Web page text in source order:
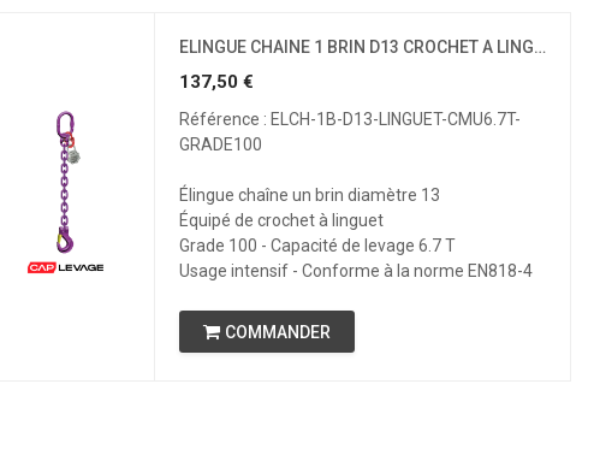
ELINGUE CHAINE 1 BRIN D13 CROCHET A LINGUET CMU 6.7 T GRADE 100
137,50€
Référence : ELCH-1B-D13-LINGUET-CMU6.7T-
GRADE100
Élingue chaîne un brin diamètre 13
Équipé de crochet à linguet
Grade 100 - Capacité de levage 6.7 T
Usage intensif - Conforme à la norme EN818-4
COMMANDER